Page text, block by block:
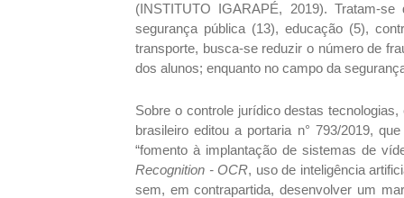
(INSTITUTO IGARAPÉ, 2019). Tratam-
segurança pública (13), educação (5),
transporte, busca-se reduzir o número de
dos alunos; enquanto no campo da
Sobre o controle jurídico destas
brasileiro editou a portaria n° 793/2019,
“fomento à implantação de sistemas de
Recognition - OCR, uso de inteligência
sem, em contrapartida, desenvolver um